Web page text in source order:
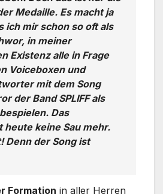
Medaille. Es macht ja
ich mir schon so oft als
in meiner
Existenz alle in Frage
Voiceboxen und
mit dem Song
der Band SPLIFF als
Das
keine Sau mehr.
Denn der Song ist
Formation in aller Herren